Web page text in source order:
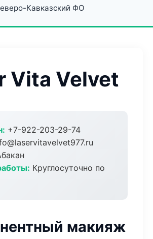
Кавказский ФО
Vita Velvet
+7-922-203-29-74
Круглосуточно по
макияж